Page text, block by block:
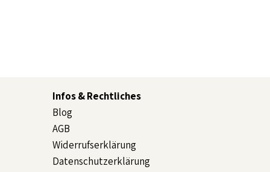
Infos & Rechtliches
Blog
AGB
Widerrufserklärung
Datenschutzerklärung